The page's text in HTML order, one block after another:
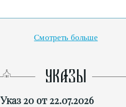
Смотреть больше
УКАЗЫ
Указ 20 от 22.07.2026